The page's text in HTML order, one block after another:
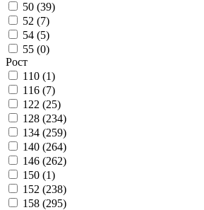
50 (39)
52 (7)
54 (5)
55 (0)
Рост
110 (1)
116 (7)
122 (25)
128 (234)
134 (259)
140 (264)
146 (262)
150 (1)
152 (238)
158 (295)